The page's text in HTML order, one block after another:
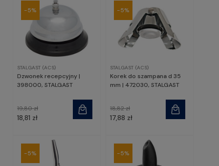
STALGAST (ACS)
Dzwonek recepcyjny |
398000, STALGAST
18,81 zł
19,80 zł
-5%
STALGAST (ACS)
Korek do szampana d 35
mm | 472030, STALGAST
17,88 zł
18,82 zł
-5%
-5% -5%